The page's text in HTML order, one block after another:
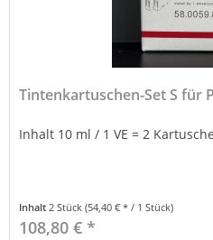
Tintenkartuschen-Set S für
Inhalt 10 ml / 1 VE = 2
Inhalt2 Stück(54,40 € * / 1 Stück)
108,80 € *